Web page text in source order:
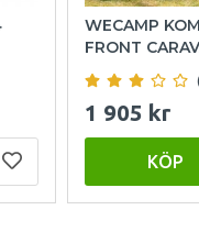
WECAMP
FRONT
1 905 kr
KÖP